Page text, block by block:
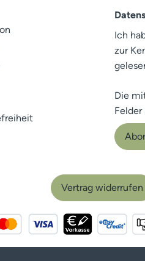
Ich
zur
Die
Vertrag widerrufen